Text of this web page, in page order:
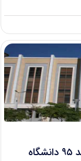
زمان اعلام نتایج نهایی مصاحبه کارشناسی ارشد ۹۵ دانشگاه